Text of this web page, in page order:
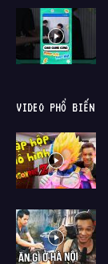
VIDEO PHỔ BIẾN